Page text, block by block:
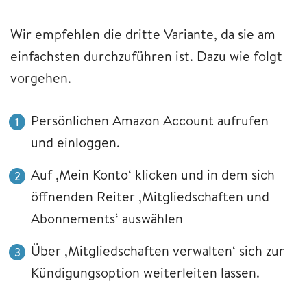
Wir empfehlen die dritte Variante, da sie am
einfachsten durchzuführen ist. Dazu wie folgt
vorgehen.
Persönlichen Amazon Account aufrufen
und einloggen.
Auf ‚Mein Konto‘ klicken und in dem sich
öffnenden Reiter ‚Mitgliedschaften und
Abonnements‘ auswählen
Über ‚Mitgliedschaften verwalten‘ sich zur
Kündigungsoption weiterleiten lassen.